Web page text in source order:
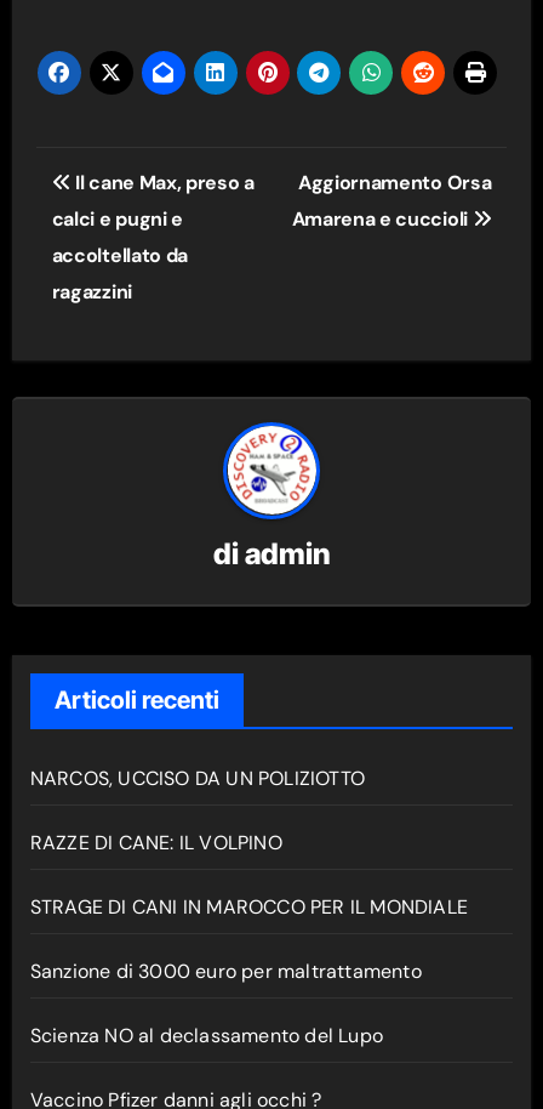
Navigazione
articoli
Il cane Max, preso a
calci e pugni e
accoltellato da
ragazzini
Aggiornamento Orsa
Amarena e cuccioli
diadmin
Articoli recenti
NARCOS, UCCISO DA UN POLIZIOTTO
RAZZE DI CANE: IL VOLPINO
STRAGE DI CANI IN MAROCCO PER IL MONDIALE
Sanzione di 3000 euro per maltrattamento
Scienza NO al declassamento del Lupo
Vaccino Pfizer danni agli occhi ?